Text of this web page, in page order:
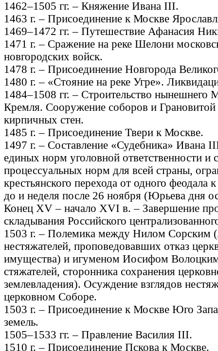
1462–1505 гг. – Княжение Ивана III.
1463 г. – Присоединение к Москве
1469–1472 гг. – Путешествие Афанасия
1471 г. – Сражение на реке Шелони
новгородских войск.
1478 г. – Присоединение Новгорода
1480 г. – «Стояние на реке Угре».
1484–1508 гг. – Строительство нынешнего
Кремля. Сооружение соборов и Грановитой
кирпичных стен.
1485 г. – Присоединение Твери к Москве.
1497 г. – Составление «Судебника» Ивана
единых норм уголовной ответственности и
процессуальных норм для всей страны,
крестьянского перехода от одного феодала
до и неделя после 26 ноября (Юрьева дня
Конец XV – начало XVI в. – Завершение
складывания Российского
1503 г. – Полемика между Нилом Сорским
нестяжателей, проповедовавших отказ
имущества) и игуменом Иосифом
стяжателей, сторонника сохранения
землевладения). Осуждение взглядов
церковном Cоборе.
1503 г. – Присоединение к Москве Юго
земель.
1505–1533 гг. – Правление Василия III.
1510 г. – Присоединение Пскова к Москве.